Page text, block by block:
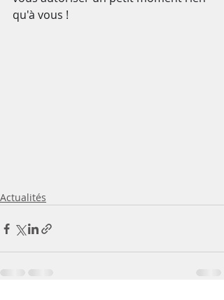
qu'à vous !
Actualités